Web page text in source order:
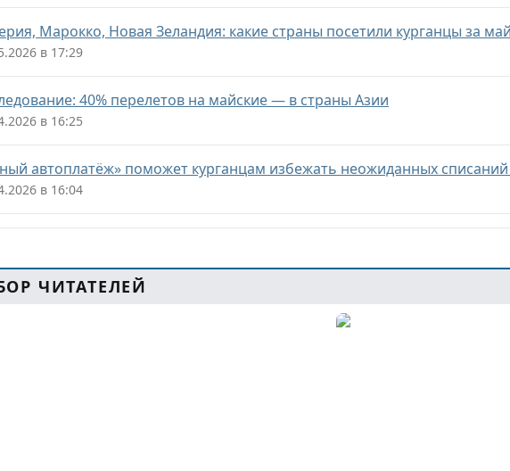
Марокко, Новая Зеландия: какие страны посетили курганцы за
в 17:29
40% перелетов на майские — в страны Азии
в 16:25
автоплатёж» поможет курганцам избежать неожиданных списаний
в 16:04
ЧИТАТЕЛЕЙ